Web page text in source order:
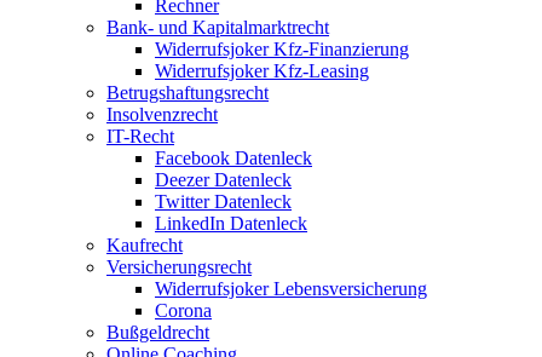
Rechner
Bank- und Kapitalmarktrecht
Widerrufsjoker Kfz-Finanzierung
Widerrufsjoker Kfz-Leasing
Betrugshaftungsrecht
Insolvenzrecht
IT-Recht
Facebook Datenleck
Deezer Datenleck
Twitter Datenleck
LinkedIn Datenleck
Kaufrecht
Versicherungsrecht
Widerrufsjoker Lebensversicherung
Corona
Bußgeldrecht